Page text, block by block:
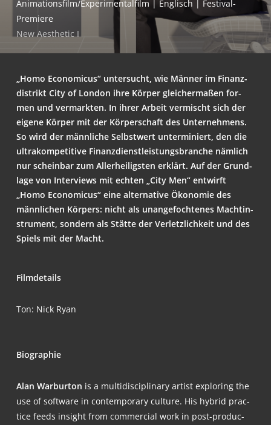
Animationsfilm/Experimentalfilm | Eng­lisch | Festival-
Premiere
New Aes­the­tic I
„Homo Eco­no­mic­us“ unter­sucht, wie Män­ner im Finanz­
di­strikt City of Lon­don ihre Kör­per glei­cher­ma­ßen for­
men und ver­mark­ten. In ihrer Arbeit ver­mischt sich der
eige­ne Kör­per mit der Kör­per­schaft des Unter­neh­mens.
So wird der männ­li­che Selbst­wert unter­mi­niert, den die
ultra­kom­pe­ti­ti­ve Finanz­dienst­leis­tungs­bran­che näm­lich
nur schein­bar zum Aller­hei­ligs­ten erklärt. Auf der Grund­
la­ge von Inter­views mit ech­ten „City Men“ ent­wirft
„Homo Eco­no­mic­us“ eine alter­na­ti­ve Öko­no­mie des
männ­li­chen Kör­pers: nicht als unan­ge­foch­te­nes Macht­in­
stru­ment, son­dern als Stät­te der Ver­letz­lich­keit und des
Spiels mit der Macht.
Film­de­tails
Ton: Nick Ryan
Bio­gra­phie
Alan War­bur­ton is a mul­ti­di­sci­pli­na­ry artist explo­ring the
use of soft­ware in con­tem­po­ra­ry cul­tu­re. His hybrid prac­
ti­ce feeds insight from com­mer­cial work in post-pro­duc­